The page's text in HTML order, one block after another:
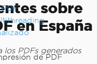
de PDF
sobre
en España
los PDFs generados